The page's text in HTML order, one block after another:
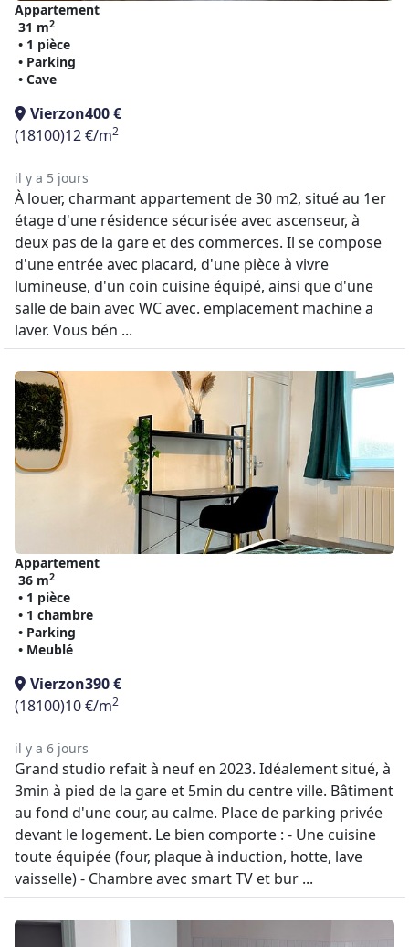
Appartement
31 m2
• 1 pièce
• Parking
• Cave
Vierzon400 €
(18100)12 €/m2
il y a 5 jours
À louer, charmant appartement de 30 m2, situé au 1er
étage d'une résidence sécurisée avec ascenseur, à
deux pas de la gare et des commerces. Il se compose
d'une entrée avec placard, d'une pièce à vivre
lumineuse, d'un coin cuisine équipé, ainsi que d'une
salle de bain avec WC avec. emplacement machine a
laver. Vous bén ...
Appartement
36 m2
• 1 pièce
• 1 chambre
• Parking
• Meublé
Vierzon390 €
(18100)10 €/m2
il y a 6 jours
Grand studio refait à neuf en 2023. Idéalement situé, à
3min à pied de la gare et 5min du centre ville. Bâtiment
au fond d'une cour, au calme. Place de parking privée
devant le logement. Le bien comporte : - Une cuisine
toute équipée (four, plaque à induction, hotte, lave
vaisselle) - Chambre avec smart TV et bur ...